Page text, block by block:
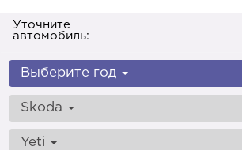
Уточните
автомобиль:
Выберите год
Skoda
Yeti